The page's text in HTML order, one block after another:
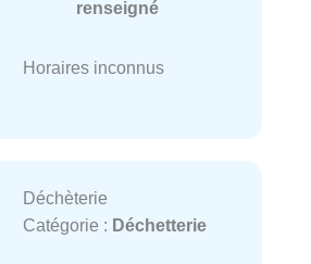
renseigné
Horaires inconnus
Déchèterie
Catégorie : Déchetterie